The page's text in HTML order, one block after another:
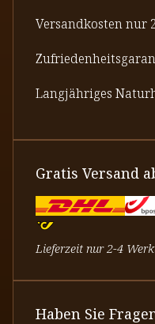
Versandkosten nur
Langjähriges
Gratis Versand
Lieferzeit nur 2-4
Haben Sie